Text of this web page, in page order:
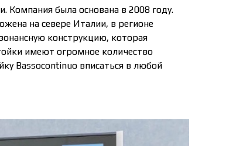
Компания была основана в 2008 году.
на севере Италии, в регионе
конструкцию, которая
имеют огромное количество
Bassocontinuo вписаться в любой